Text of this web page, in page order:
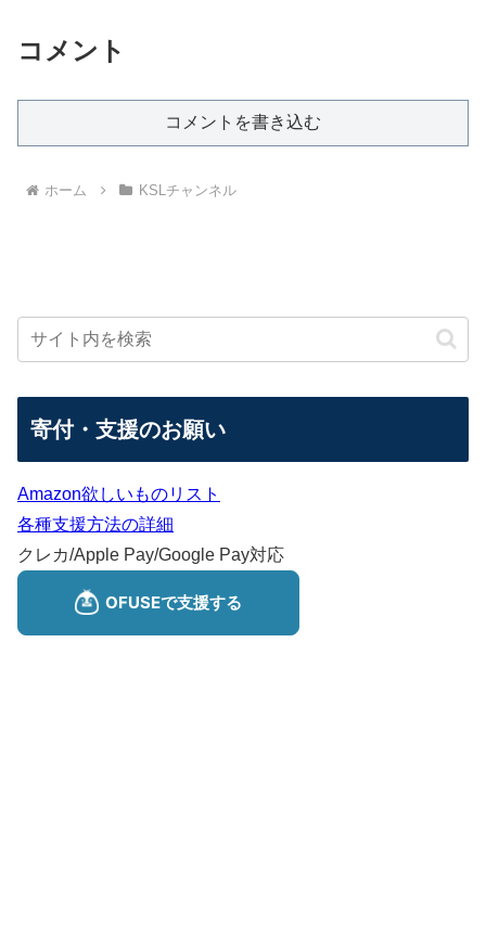
コメント
コメントを書き込む
ホーム KSLチャンネル
寄付・支援のお願い
Amazon欲しいものリスト
各種支援方法の詳細
クレカ/Apple Pay/Google Pay対応